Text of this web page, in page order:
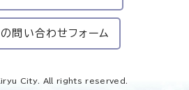
問い合わせフォーム
City. All rights reserved.